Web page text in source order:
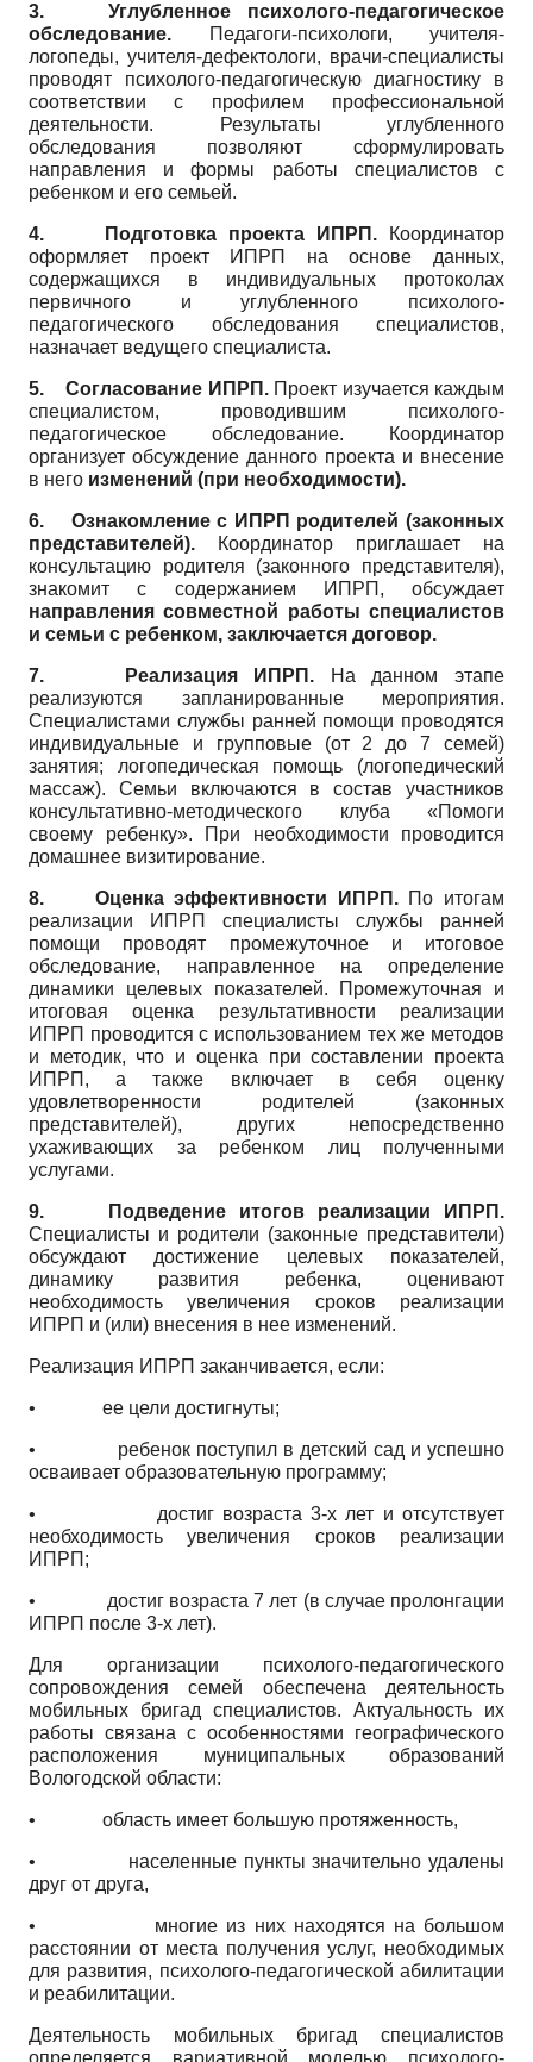
3.Углубленное психолого-педагогическое
обследование. Педагоги-психологи, учителя-
логопеды, учителя-дефектологи, врачи-специалисты
проводят психолого-педагогическую диагностику в
соответствии с профилем профессиональной
деятельности. Результаты углубленного
обследования позволяют сформулировать
направления и формы работы специалистов с
ребенком и его семьей.
4. Подготовка проекта ИПРП.
Координатор
оформляет проект ИПРП на основе данных,
содержащихся в индивидуальных протоколах
первичного и углубленного психолого-
педагогического обследования специалистов,
назначает ведущего специалиста.
5. Согласование ИПРП.Проект изучается каждым
специалистом, проводившим психолого­
педагогическое обследование. Координатор
организует обсуждение данного проекта и внесение
в него изменений (при необходимости).
6. Ознакомление с ИПРП родителей (законных
представителей). Координатор приглашает на
консультацию родителя (законного представителя),
знакомит с содержанием ИПРП, обсуждает
направления совместной работы специалистов
и семьи с ребенком, заключается договор.
7. Реализация ИПРП.
На данном этапе
реализуются запланированные мероприятия.
Специалистами службы ранней помощи проводятся
индивидуальные и групповые (от 2 до 7 семей)
занятия; логопедическая помощь (логопедический
массаж). Семьи включаются в состав участников
консультативно-методического клуба «Помоги
своему ребенку». При необходимости проводится
домашнее визитирование.
8. Оценка эффективности ИПРП.По итогам
реализации ИПРП специалисты службы ранней
помощи проводят промежуточное и итоговое
обследование, направленное на определение
динамики целевых показателей. Промежуточная и
итоговая оценка результативности реализации
ИПРП проводится с использованием тех же методов
и методик, что и оценка при составлении проекта
ИПРП, а также включает в себя оценку
удовлетворенности родителей (законных
представителей), других непосредственно
ухаживающих за ребенком лиц полученными
услугами.
9.
Подведение итогов реализации ИПРП.
Специалисты и родители (законные представители)
обсуждают достижение целевых показателей,
динамику развития ребенка, оценивают
необходимость увеличения сроков реализации
ИПРП и (или) внесения в нее изменений.
Реализация ИПРП заканчивается, если:
• ее цели достигнуты;
• ребенок поступил в детский сад и успешно
осваивает образовательную программу;
• достиг возраста 3-х лет и отсутствует
необходимость увеличения сроков реализации
ИПРП;
• достиг возраста 7 лет (в случае пролонгации
ИПРП после 3-х лет).
Для организации психолого-педагогического
сопровождения семей обеспечена деятельность
мобильных бригад специалистов. Актуальность их
работы связана с особенностями географического
расположения муниципальных образований
Вологодской области:
• область имеет большую протяженность,
• населенные пункты значительно удалены
друг от друга,
• многие из них находятся на большом
расстоянии от места получения услуг, необходимых
для развития, психолого-педагогической абилитации
и реабилитации.
Деятельность мобильных бригад специалистов